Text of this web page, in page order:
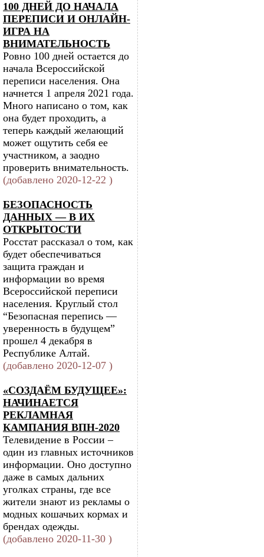
100 ДНЕЙ ДО НАЧАЛА
ПЕРЕПИСИ И ОНЛАЙН-
ИГРА НА
ВНИМАТЕЛЬНОСТЬ
Ровно 100 дней остается до
начала Всероссийской
переписи населения. Она
начнется 1 апреля 2021 года.
Много написано о том, как
она будет проходить, а
теперь каждый желающий
может ощутить себя ее
участником, а заодно
проверить внимательность.
(добавлено 2020-12-22 )
БЕЗОПАСНОСТЬ
ДАННЫХ — В ИХ
ОТКРЫТОСТИ
Росстат рассказал о том, как
будет обеспечиваться
защита граждан и
информации во время
Всероссийской переписи
населения. Круглый стол
“Безопасная перепись —
уверенность в будущем”
прошел 4 декабря в
Республике Алтай.
(добавлено 2020-12-07 )
«СОЗДАЁМ БУДУЩЕЕ»:
НАЧИНАЕТСЯ
РЕКЛАМНАЯ
КАМПАНИЯ ВПН-2020
Телевидение в России –
один из главных источников
информации. Оно доступно
даже в самых дальних
уголках страны, где все
жители знают из рекламы о
модных кошачьих кормах и
брендах одежды.
(добавлено 2020-11-30 )